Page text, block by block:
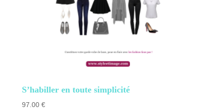
S’habiller en toute simplicité
97.00 €